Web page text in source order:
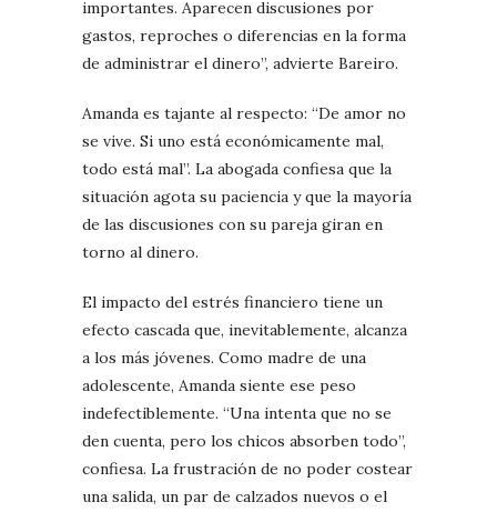
importantes. Aparecen discusiones por
gastos, reproches o diferencias en la forma
de administrar el dinero”, advierte Bareiro.
Amanda es tajante al respecto: “De amor no
se vive. Si uno está económicamente mal,
todo está mal”. La abogada confiesa que la
situación agota su paciencia y que la mayoría
de las discusiones con su pareja giran en
torno al dinero.
El impacto del estrés financiero tiene un
efecto cascada que, inevitablemente, alcanza
a los más jóvenes. Como madre de una
adolescente, Amanda siente ese peso
indefectiblemente. “Una intenta que no se
den cuenta, pero los chicos absorben todo”,
confiesa. La frustración de no poder costear
una salida, un par de calzados nuevos o el